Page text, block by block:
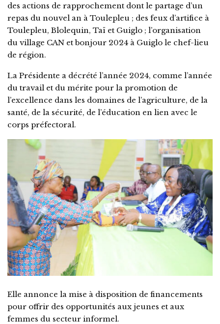
des actions de rapprochement dont le partage d’un
repas du nouvel an à Toulepleu ; des feux d’artifice à
Toulepleu, Blolequin, Taï et Guiglo ; l’organisation
du village CAN et bonjour 2024 à Guiglo le chef-lieu
de région.
La Présidente a décrété l’année 2024, comme l’année
du travail et du mérite pour la promotion de
l’excellence dans les domaines de l’agriculture, de la
santé, de la sécurité, de l’éducation en lien avec le
corps préfectoral.
Elle annonce la mise à disposition de financements
pour offrir des opportunités aux jeunes et aux
femmes du secteur informel.